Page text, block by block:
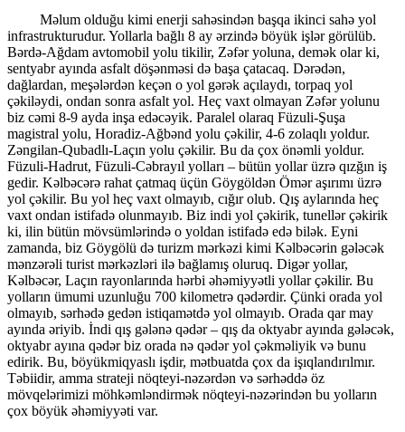
Məlum olduğu kimi enerji sahəsindən başqa ikinci sahə yol
infrastrukturudur. Yollarla bağlı 8 ay ərzində böyük işlər görülüb.
Bərdə-Ağdam avtomobil yolu tikilir, Zəfər yoluna, demək olar ki,
sentyabr ayında asfalt döşənməsi də başa çatacaq. Dərədən,
dağlardan, meşələrdən keçən o yol gərək açılaydı, torpaq yol
çəkiləydi, ondan sonra asfalt yol. Heç vaxt olmayan Zəfər yolunu
biz cəmi 8-9 ayda inşa edəcəyik. Paralel olaraq Füzuli-Şuşa
magistral yolu, Horadiz-Ağbənd yolu çəkilir, 4-6 zolaqlı yoldur.
Zəngilan-Qubadlı-Laçın yolu çəkilir. Bu da çox önəmli yoldur.
Füzuli-Hadrut, Füzuli-Cəbrayıl yolları – bütün yollar üzrə qızğın iş
gedir. Kəlbəcərə rahat çatmaq üçün Göygöldən Ömər aşırımı üzrə
yol çəkilir. Bu yol heç vaxt olmayıb, cığır olub. Qış aylarında heç
vaxt ondan istifadə olunmayıb. Biz indi yol çəkirik, tunellər çəkirik
ki, ilin bütün mövsümlərində o yoldan istifadə edə bilək. Eyni
zamanda, biz Göygölü də turizm mərkəzi kimi Kəlbəcərin gələcək
mənzərəli turist mərkəzləri ilə bağlamış oluruq. Digər yollar,
Kəlbəcər, Laçın rayonlarında hərbi əhəmiyyətli yollar çəkilir. Bu
yolların ümumi uzunluğu 700 kilometrə qədərdir. Çünki orada yol
olmayıb, sərhədə gedən istiqamətdə yol olmayıb. Orada qar may
ayında əriyib. İndi qış gələnə qədər – qış da oktyabr ayında gələcək,
oktyabr ayına qədər biz orada nə qədər yol çəkməliyik və bunu
edirik. Bu, böyükmiqyaslı işdir, mətbuatda çox da işıqlandırılmır.
Təbiidir, amma strateji nöqteyi-nəzərdən və sərhəddə öz
mövqelərimizi möhkəmləndirmək nöqteyi-nəzərindən bu yolların
çox böyük əhəmiyyəti var.